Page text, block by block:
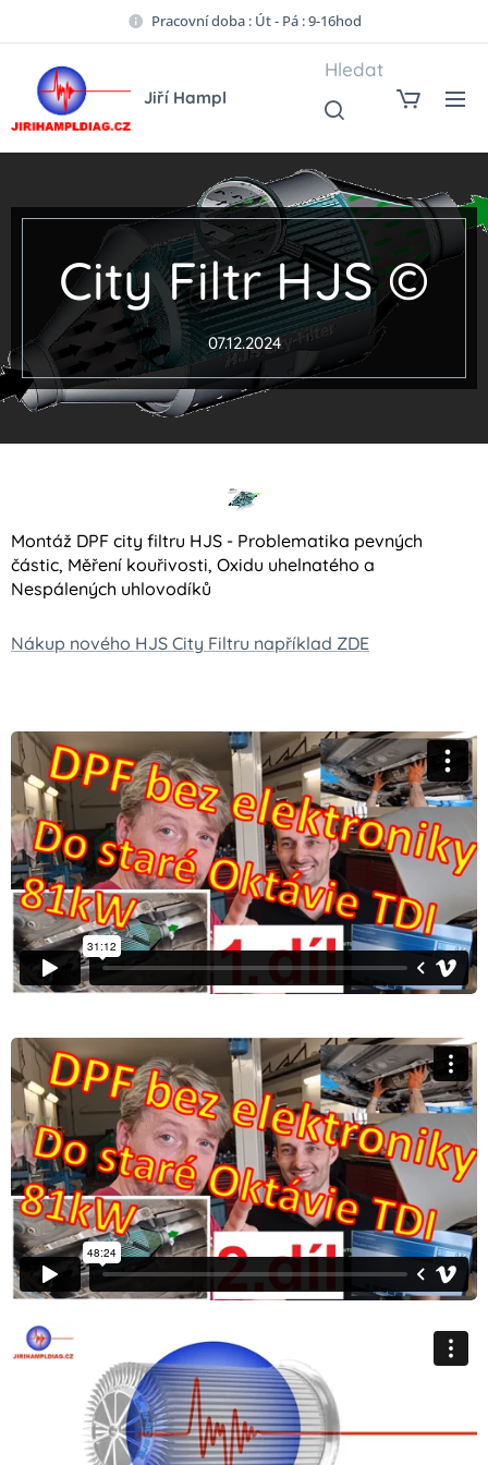
Pracovní doba : Út - Pá : 9-16hod
Jiří Hampl
Hledat
City Filtr HJS ©
07.12.2024
Montáž DPF city filtru HJS - Problematika pevných
částic, Měření kouřivosti, Oxidu uhelnatého a
Nespálených uhlovodíků
Nákup nového HJS City Filtru například ZDE